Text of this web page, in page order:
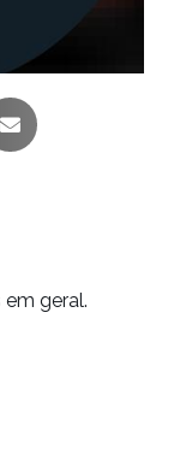
geral.